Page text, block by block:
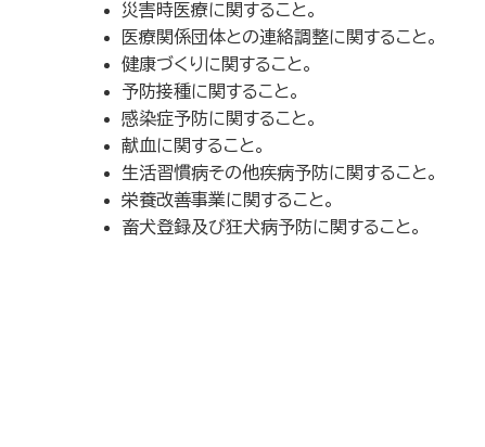
災害時医療に関すること。
医療関係団体との連絡調整に関すること。
健康づくりに関すること。
予防接種に関すること。
感染症予防に関すること。
献血に関すること。
生活習慣病その他疾病予防に関すること。
栄養改善事業に関すること。
畜犬登録及び狂犬病予防に関すること。